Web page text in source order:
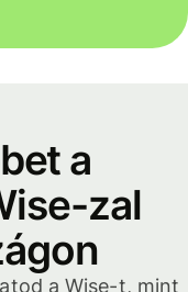
a
zal
a Wise-t, mint